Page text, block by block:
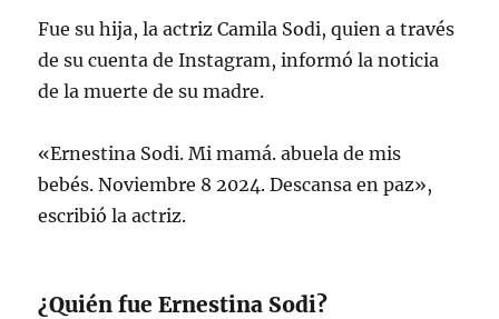
Fue su hija, la actriz Camila Sodi, quien a través
de su cuenta de Instagram, informó la noticia
de la muerte de su madre.
«Ernestina Sodi. Mi mamá. abuela de mis
bebés. Noviembre 8 2024. Descansa en paz»,
escribió la actriz.
¿Quién fue Ernestina Sodi?